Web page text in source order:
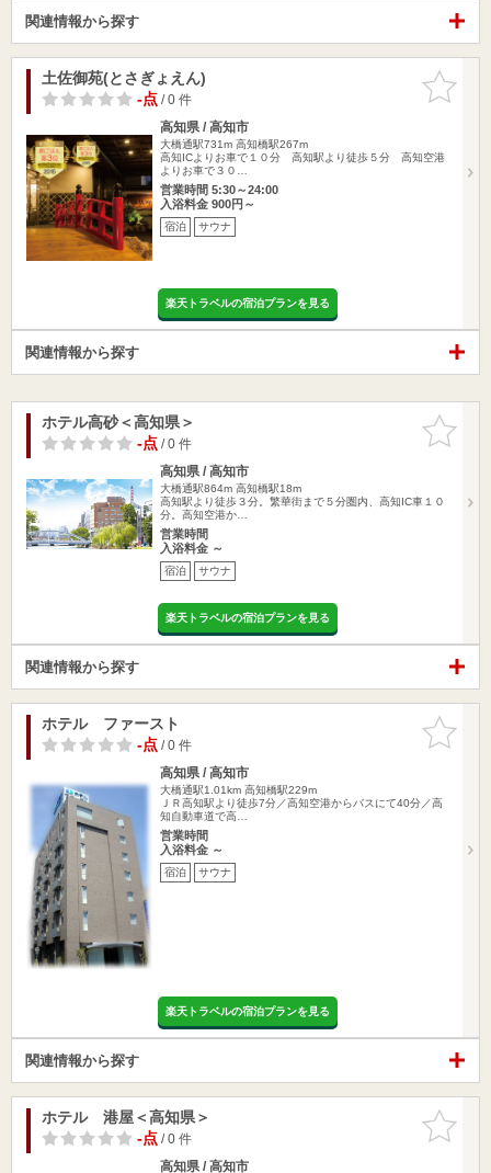
関連情報から探す
お気に入
りに追加
土佐御苑(とさぎょえん)
-点/ 0 件
高知県 / 高知市
大橋通駅731m 高知橋駅267m
高知ICよりお車で１０分 高知駅より徒歩５分 高知空港
よりお車で３０…
営業時間 5:30～24:00
入浴料金 900円～
宿泊 サウナ
楽天トラベルの宿泊プランを見る
関連情報から探す
お気に入
りに追加
ホテル高砂＜高知県＞
-点/ 0 件
高知県 / 高知市
大橋通駅864m 高知橋駅18m
高知駅より徒歩３分。繁華街まで５分圏内、高知IC車１０
分。高知空港か…
営業時間
入浴料金 ～
宿泊 サウナ
楽天トラベルの宿泊プランを見る
関連情報から探す
お気に入
りに追加
ホテル ファースト
-点/ 0 件
高知県 / 高知市
大橋通駅1.01km 高知橋駅229m
ＪＲ高知駅より徒歩7分／高知空港からバスにて40分／高
知自動車道で高…
営業時間
入浴料金 ～
宿泊 サウナ
楽天トラベルの宿泊プランを見る
関連情報から探す
お気に入
りに追加
ホテル 港屋＜高知県＞
-点/ 0 件
高知県 / 高知市